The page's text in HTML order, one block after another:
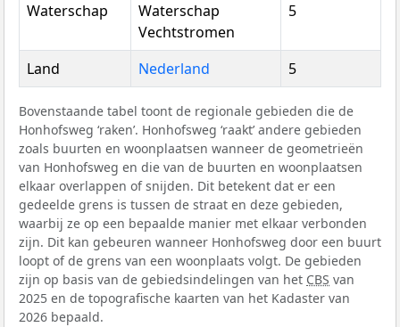
Waterschap
Waterschap
Vechtstromen
5
Land Nederland 5
Bovenstaande tabel toont de regionale gebieden die de
Honhofsweg ‘raken’. Honhofsweg ‘raakt’ andere gebieden
zoals buurten en woonplaatsen wanneer de geometrieën
van Honhofsweg en die van de buurten en woonplaatsen
elkaar overlappen of snijden. Dit betekent dat er een
gedeelde grens is tussen de straat en deze gebieden,
waarbij ze op een bepaalde manier met elkaar verbonden
zijn. Dit kan gebeuren wanneer Honhofsweg door een buurt
loopt of de grens van een woonplaats volgt. De gebieden
zijn op basis van de gebiedsindelingen van het CBS van
2025 en de topografische kaarten van het Kadaster van
2026 bepaald.